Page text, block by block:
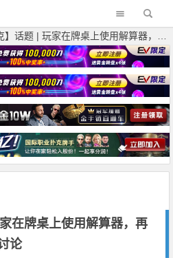
题 | 玩家在牌桌上使用解算器，再次引起扑克界的激烈讨论
在牌桌上使用解算器，再
论